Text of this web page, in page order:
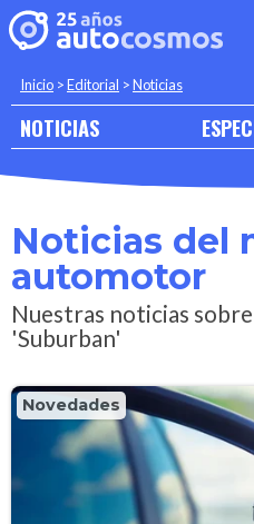
Inicio >Editorial >Noticias
NOTICIAS
Noticias del
automotor
Nuestras noticias
'Suburban'
Novedades